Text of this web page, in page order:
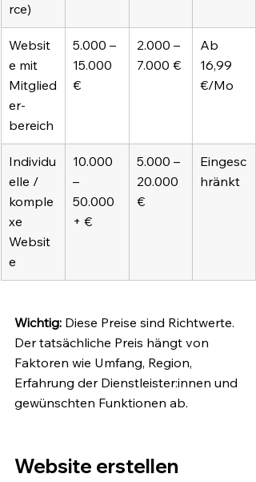
rce)
Websit
e mit
Mitglied
er-
bereich
5.000 –
15.000
€
2.000 –
7.000 €
Ab
16,99
€/Mo
Individu
elle /
komple
xe
Websit
e
10.000
–
50.000
+ €
5.000 –
20.000
€
Eingesc
hränkt
Wichtig: Diese Preise sind Richtwerte.
Der tatsächliche Preis hängt von
Faktoren wie Umfang, Region,
Erfahrung der Dienstleister:innen und
gewünschten Funktionen ab.
Website erstellen